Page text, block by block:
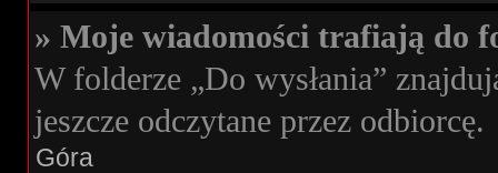
» Moje wiadomości trafiają do
W folderze „Do wysłania”
jeszcze odczytane przez odbiorcę.
Góra